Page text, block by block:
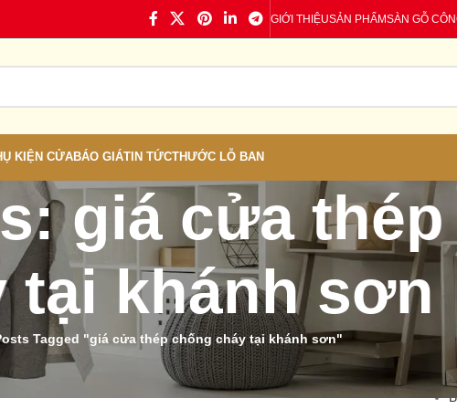
GIỚI THIỆUSẢN PHẨMSÀN GỖ
KIỆN CỬABÁO GIÁTIN TỨCTHƯỚC LỖ BAN
giá cửa
tại khánh sơn
Tagged "giá cửa thép chống cháy tại khánh sơn"